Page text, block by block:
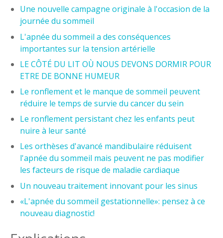
Une nouvelle campagne originale à l'occasion de la
journée du sommeil
L'apnée du sommeil a des conséquences
importantes sur la tension artérielle
LE CÔTÉ DU LIT OÙ NOUS DEVONS DORMIR POUR
ETRE DE BONNE HUMEUR
Le ronflement et le manque de sommeil peuvent
réduire le temps de survie du cancer du sein
Le ronflement persistant chez les enfants peut
nuire à leur santé
Les orthèses d'avancé mandibulaire réduisent
l'apnée du sommeil mais peuvent ne pas modifier
les facteurs de risque de maladie cardiaque
Un nouveau traitement innovant pour les sinus
«L'apnée du sommeil gestationnelle»: pensez à ce
nouveau diagnostic!